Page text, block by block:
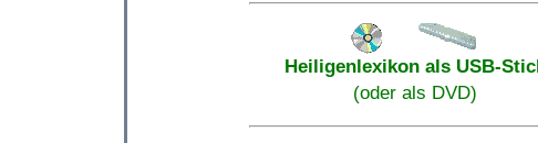
Heiligenlexikon als USB-
(oder als DVD)